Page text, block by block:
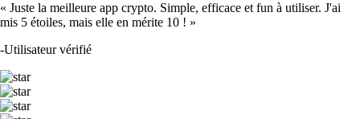
« Juste la meilleure app crypto. Simple, efficace et fun à utiliser. J'ai
mis 5 étoiles, mais elle en mérite 10 ! »
-Utilisateur vérifié